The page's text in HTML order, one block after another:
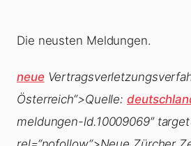
Die neusten Meldungen.
neue
Österreich“>Quelle:
meldungen-ld.10009069″